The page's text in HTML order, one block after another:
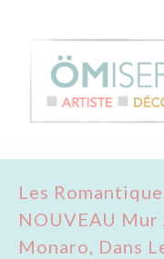
Les
NOUVEAU Mur
Monaro, Dans